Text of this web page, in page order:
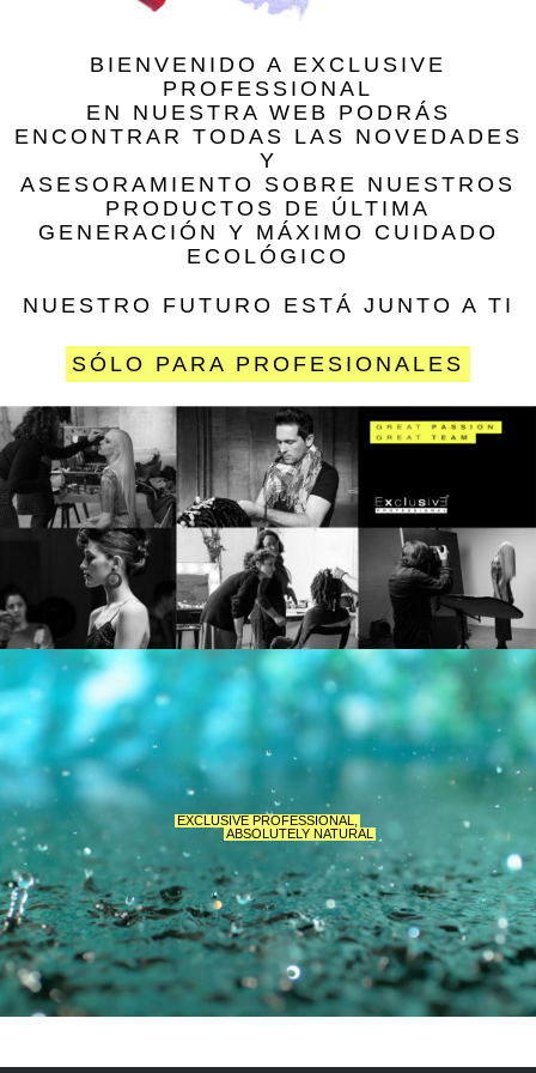
BIENVENIDO A EXCLUSIVE
PROFESSIONAL
EN NUESTRA WEB PODRÁS
ENCONTRAR TODAS LAS NOVEDADES
Y
ASESORAMIENTO SOBRE NUESTROS
PRODUCTOS DE ÚLTIMA
GENERACIÓN Y MÁXIMO CUIDADO
ECOLÓGICO
NUESTRO FUTURO ESTÁ JUNTO A TI
SÓLO PARA PROFESIONALES
EXCLUSIVE PROFESSIONAL,
ABSOLUTELY NATURAL